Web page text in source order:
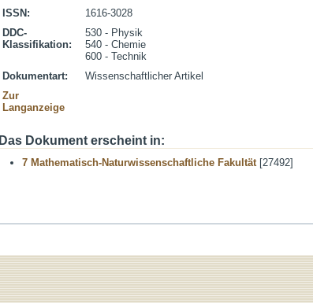
ISSN:
1616-3028
DDC-
Klassifikation:
530 - Physik
540 - Chemie
600 - Technik
Dokumentart:
Wissenschaftlicher Artikel
Zur
Langanzeige
Das Dokument erscheint in:
7 Mathematisch-Naturwissenschaftliche Fakultät[27492]